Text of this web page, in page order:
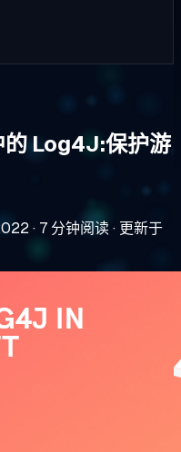
Log4J:保护游
· 7 分钟阅读· 更新于